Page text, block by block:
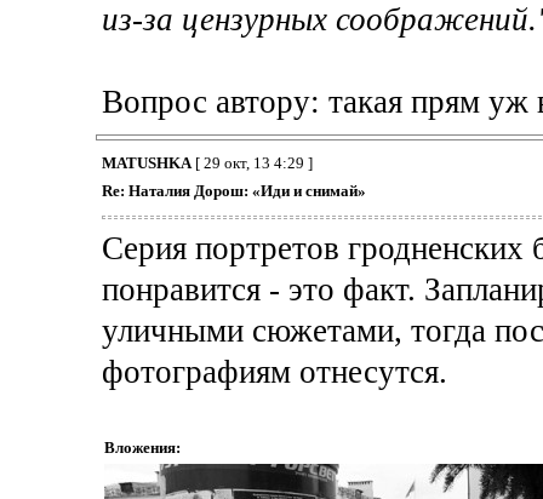
из-за цензурных
Вопрос автору: такая прям уж
MATUSHKA[ 29 окт, 13 4:29 ]
Re: Наталия Дорош: «Иди и снимай»
Серия портретов
понравится - это факт.
уличными сюжетами, тогда
фотографиям отнесутся.
Вложения: